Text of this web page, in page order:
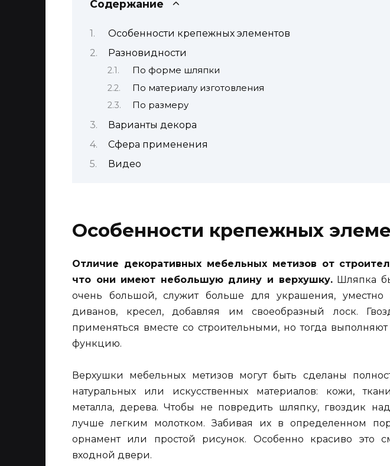
Содержание
Особенности крепежных элементов
Разновидности
По форме шляпки
По материалу изготовления
По размеру
Варианты декора
Сфера применения
Видео
Особенности крепежных
Отличие декоративных мебельных метизов от
что они имеют небольшую длину и верхушку.Шляпка
очень большой, служит больше для украшения, уместно
диванов, кресел, добавляя им своеобразный лоск.
применяться вместе со строительными, но тогда
функцию.
Верхушки мебельных метизов могут быть сделаны
натуральных или искусственных материалов: кожи,
металла, дерева. Чтобы не повредить шляпку, гвоздик
лучше легким молотком. Забивая их в определенном
орнамент или простой рисунок. Особенно красиво это
входной двери.